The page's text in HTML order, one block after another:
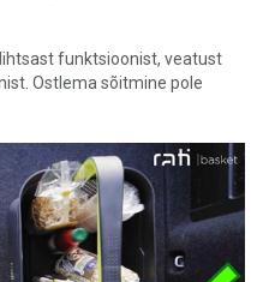
funktsioonist, veatust
Ostlema sõitmine pole